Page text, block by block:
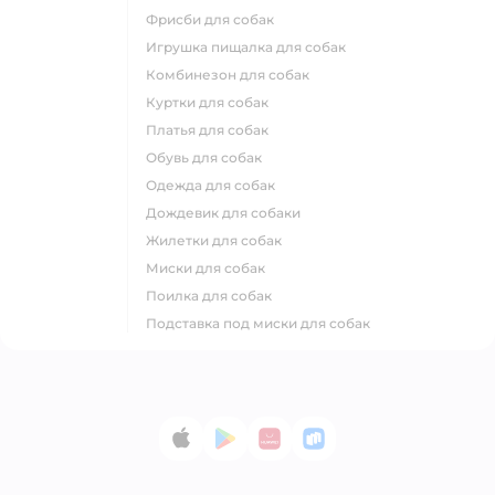
фрисби для собак
игрушка пищалка для собак
комбинезон для собак
куртки для собак
платья для собак
обувь для собак
одежда для собак
дождевик для собаки
жилетки для собак
миски для собак
поилка для собак
подставка под миски для собак
App StoreGoogle Play
AppGallery
RuStore